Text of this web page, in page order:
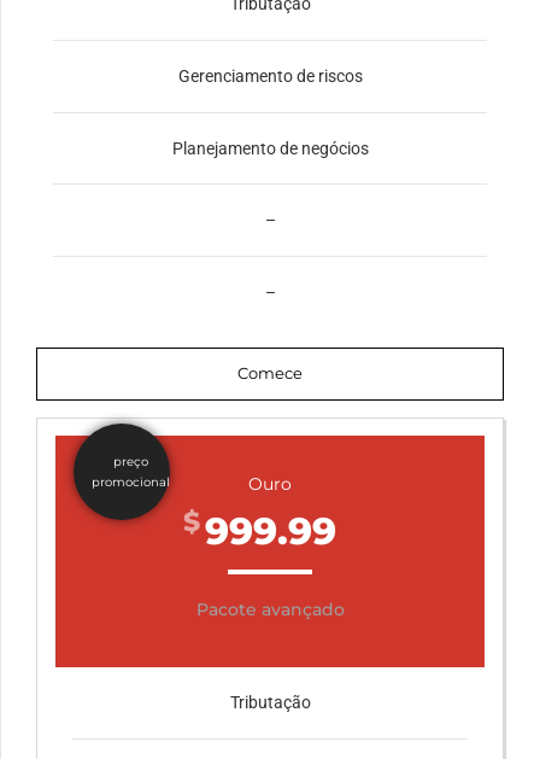
Tributação
Gerenciamento de riscos
Planejamento de negócios
–
–
Comece
preço
promocional
Ouro
$999.99
Pacote avançado
Tributação